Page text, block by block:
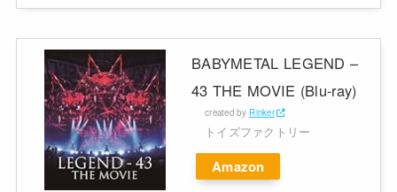
BABYMETAL LEGEND –
43 THE MOVIE (Blu-ray)
created by Rinker
トイズファクトリー
Amazon